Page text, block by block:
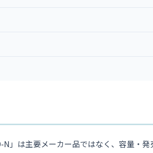
N」は主要メーカー品ではなく、容量・